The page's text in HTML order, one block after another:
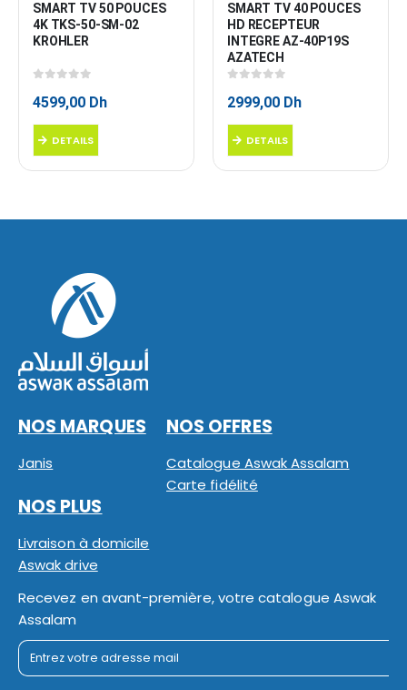
SMART TV 50 POUCES
4K TKS-50-SM-02
KROHLER
4599,00 Dh
DETAILS
SMART TV 40 POUCES
HD RECEPTEUR
INTEGRE AZ-40P19S
AZATECH
2999,00 Dh
DETAILS
NOS MARQUES
Janis
NOS OFFRES
Catalogue Aswak Assalam
Carte fidélité
NOS PLUS
Livraison à domicile
Aswak drive
Recevez en avant-première, votre catalogue Aswak
Assalam